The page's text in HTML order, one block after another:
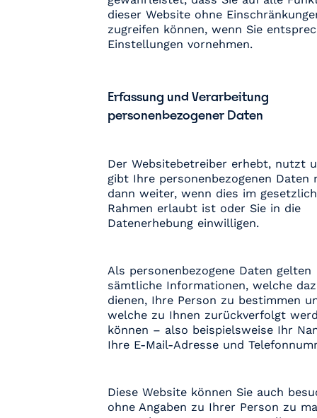
dieser Website ohne
zugreifen können, wenn Sie
Einstellungen vornehmen.
Erfassung und Verarbeitung
personenbezogener Daten
Der Websitebetreiber erhebt, nutzt
gibt Ihre personenbezogenen Daten
dann weiter, wenn dies im
Rahmen erlaubt ist oder Sie in die
Datenerhebung einwilligen.
Als personenbezogene Daten gelten
sämtliche Informationen, welche
dienen, Ihre Person zu bestimmen
welche zu Ihnen zurückverfolgt
können – also beispielsweise Ihr
Ihre E-Mail-Adresse und
Diese Website können Sie auch
ohne Angaben zu Ihrer Person zu